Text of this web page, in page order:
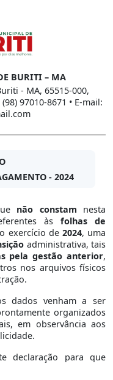
BURITI – MA
- MA, 65515-000,
97010-8671 • E-mail:
- 2024
não constam nesta
àsfolhas de
exercício de 2024, uma
administrativa, tais
pela gestão anterior,
nos arquivos físicos
dados venham a ser
organizados
em observância aos
declaração para que